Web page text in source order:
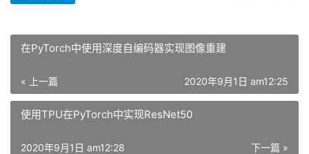
在PyTorch中使用深度自编码器实现图像重建
« 上一篇 2020年9月1日 am12:25
使用TPU在PyTorch中实现ResNet50
下一篇 »
2020年9月1日 am12:28